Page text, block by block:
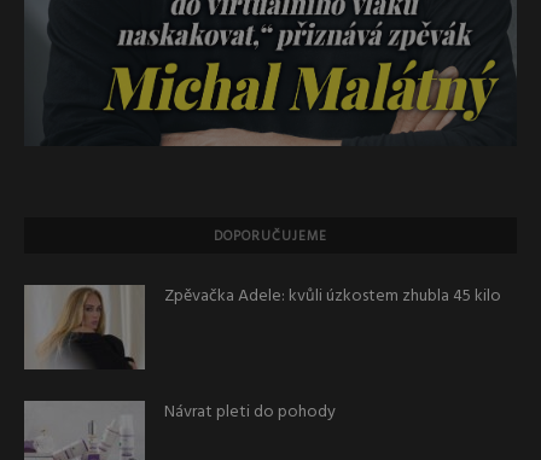
DOPORUČUJEME
Zpěvačka Adele: kvůli úzkostem zhubla 45 kilo
Návrat pleti do pohody